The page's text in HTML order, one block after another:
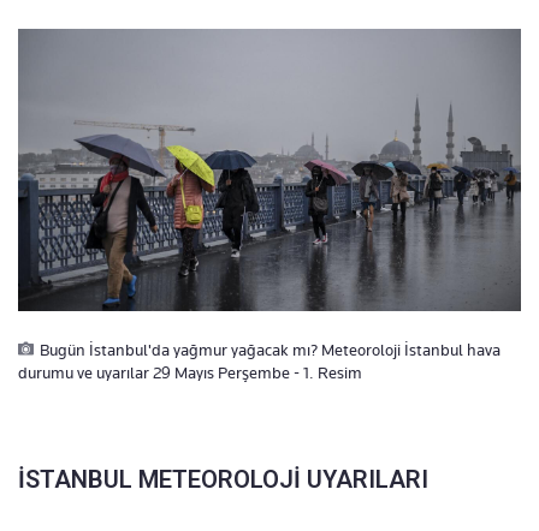
Bugün İstanbul'da yağmur yağacak mı? Meteoroloji İstanbul hava
durumu ve uyarılar 29 Mayıs Perşembe - 1. Resim
İSTANBUL METEOROLOJİ UYARILARI